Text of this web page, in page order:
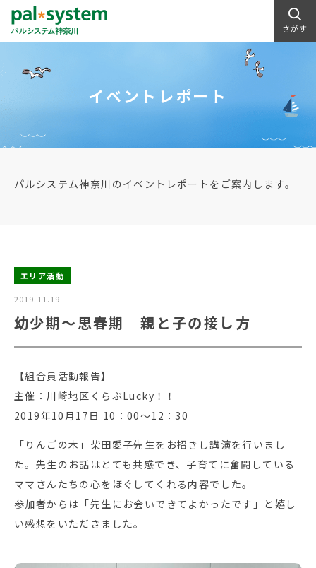
さがす
イベントレポート
パルシステム神奈川のイベントレポートをご案内します。
エリア活動
2019.11.19
幼少期〜思春期 親と子の接し方
【組合員活動報告】
主催：川崎地区くらぶLucky！！
2019年10月17日 10：00～12：30
「りんごの木」柴田愛子先生をお招きし講演を行いまし
た。先生のお話はとても共感でき、子育てに奮闘している
ママさんたちの心をほぐしてくれる内容でした。
参加者からは「先生にお会いできてよかったです」と嬉し
い感想をいただきました。